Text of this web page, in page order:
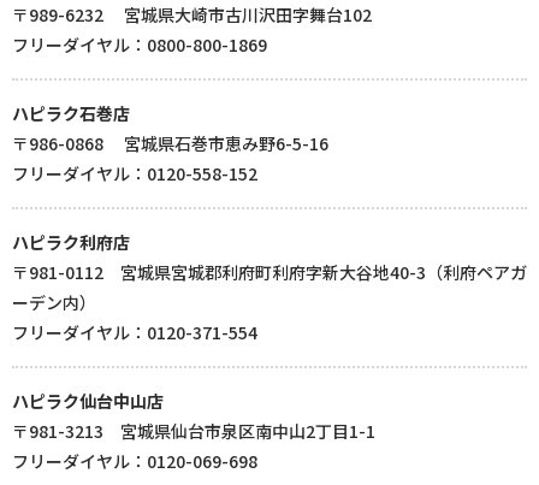
〒989-6232 宮城県大崎市古川沢田字舞台102
フリーダイヤル：0800-800-1869
ハピラク石巻店
〒986-0868 宮城県石巻市恵み野6-5-16
フリーダイヤル：0120-558-152
ハピラク利府店
〒981-0112 宮城県宮城郡利府町利府字新大谷地40-3（利府ペアガ
ーデン内）
フリーダイヤル：0120-371-554
ハピラク仙台中山店
〒981-3213 宮城県仙台市泉区南中山2丁目1-1
フリーダイヤル：0120-069-698